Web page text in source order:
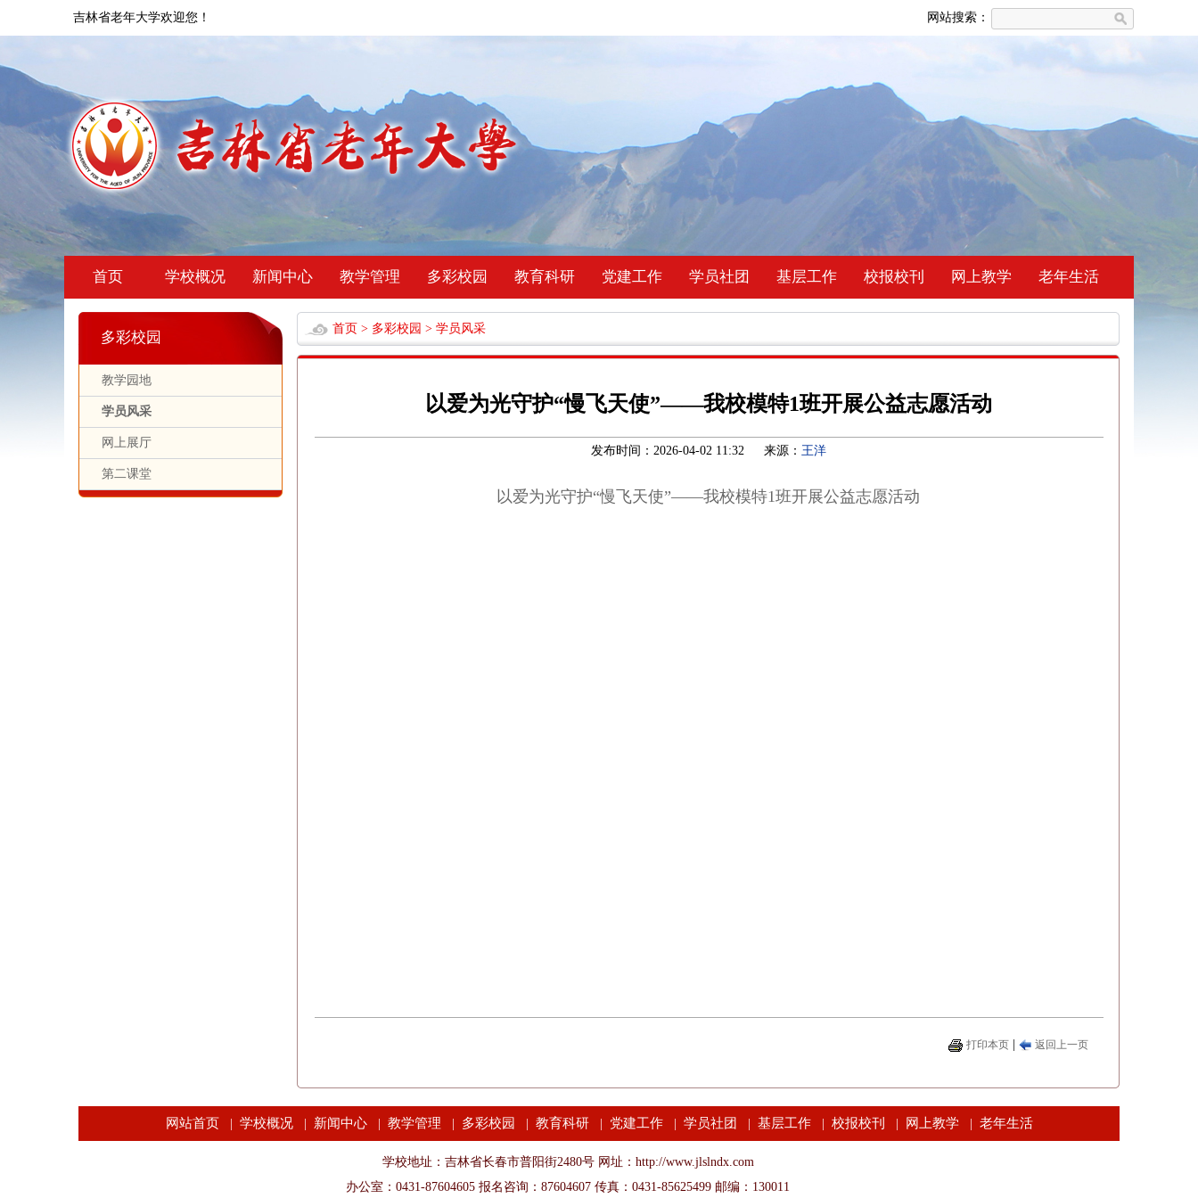
吉林省老年大学欢迎您！ 网站搜索：
首页 学校概况 新闻中心 教学管理 多彩校园 教育科研 党建工作 学员社团 基层工作 校报校刊 网上教学 老年生活
多彩校园
教学园地
学员风采
网上展厅
第二课堂
首页 > 多彩校园 > 学员风采
以爱为光守护“慢飞天使”——我校模特1班开展公益志愿活动
发布时间：2026-04-02 11:32 来源： 王洋
以爱为光守护“慢飞天使”——我校模特1班开展公益志愿活动
打印本页 返回上一页
网站首页 学校概况 新闻中心 教学管理 多彩校园 教育科研 党建工作 学员社团 基层工作 校报校刊 网上教学 老年生活
学校地址：吉林省长春市普阳街2480号 网址：http://www.jlslndx.com
办公室：0431-87604605 报名咨询：87604607 传真：0431-85625499 邮编：130011